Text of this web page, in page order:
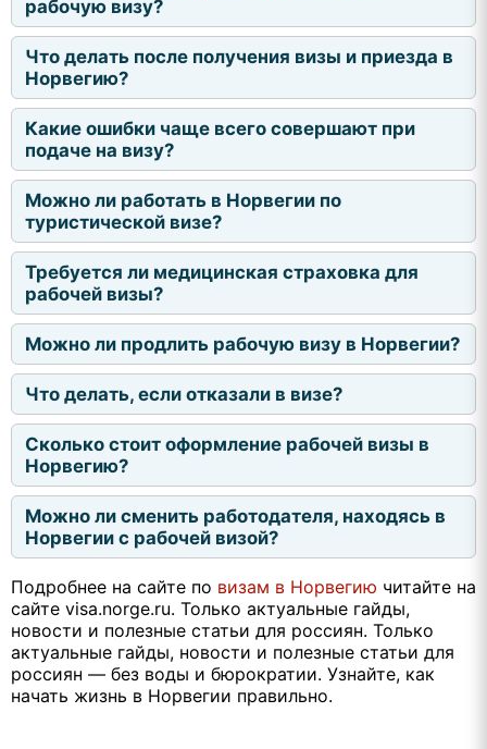
рабочую визу?
Что делать после получения визы и приезда в
Норвегию?
Какие ошибки чаще всего совершают при
подаче на визу?
Можно ли работать в Норвегии по
туристической визе?
Требуется ли медицинская страховка для
рабочей визы?
Можно ли продлить рабочую визу в Норвегии?
Что делать, если отказали в визе?
Сколько стоит оформление рабочей визы в
Норвегию?
Можно ли сменить работодателя, находясь в
Норвегии с рабочей визой?
Подробнее на сайте по визам в Норвегию читайте на
сайте visa.norge.ru. Только актуальные гайды,
новости и полезные статьи для россиян. Только
актуальные гайды, новости и полезные статьи для
россиян — без воды и бюрократии. Узнайте, как
начать жизнь в Норвегии правильно.